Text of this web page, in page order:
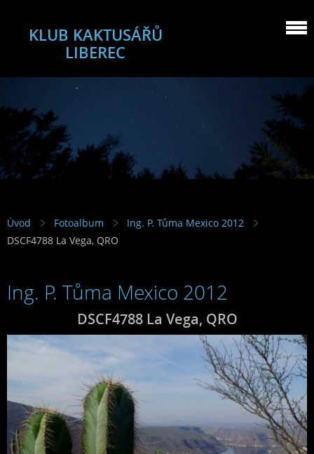
KLUB KAKTUSÁŘŮ
LIBEREC
Úvod Fotoalbum
Ing. P. Tůma Mexico 2012
DSCF4788 La Vega, QRO
Ing. P. Tůma Mexico 2012
DSCF4788 La Vega, QRO